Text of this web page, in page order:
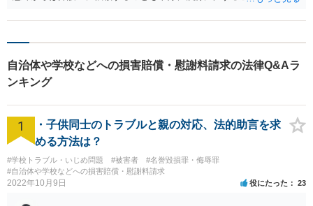
を自ら認めることは稀です。 損害賠償を求めた場合であっても、市は
依頼はいわゆる費用倒れとなる可能性も考えねばなりません。ご依頼
なさったとして、受けるかどうかは弁護士次第ですが、お会いになる
をお勧めいたします。
自治体や学校などへの損害賠償・慰謝料請求の法律Q&Aラ
ンキング
1
・子供同士のトラブルと親の対応、法的助言を求
める方法は？
#学校トラブル・いじめ問題 #被害者
#名誉毀損罪・侮辱罪
#自治体や学校などへの損害賠償・慰謝料請求
2022年10月9日 役にたった 23